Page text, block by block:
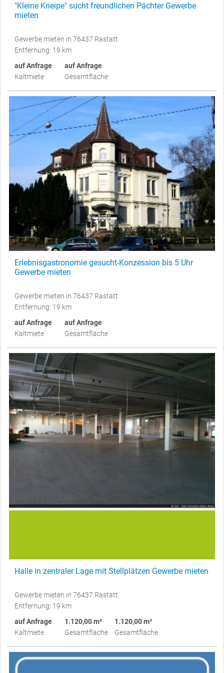
"Kleine Kneipe" sucht freundlichen Pächter Gewerbe
mieten
Gewerbe mieten in 76437 Rastatt
Entfernung: 19 km
auf Anfrage
Kaltmiete
auf Anfrage
Gesamtfläche
Erlebnisgastronomie gesucht-Konzession bis 5 Uhr
Gewerbe mieten
Gewerbe mieten in 76437 Rastatt
Entfernung: 19 km
auf Anfrage
Kaltmiete
auf Anfrage
Gesamtfläche
Halle in zentraler Lage mit Stellplätzen Gewerbe mieten
Gewerbe mieten in 76437 Rastatt
Entfernung: 19 km
auf Anfrage
Kaltmiete
1.120,00 m²
Gesamtfläche
1.120,00 m²
Gesamtfläche